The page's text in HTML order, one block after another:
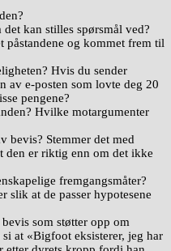
kan stilles spørsmål ved?
påstandene og kommet frem til
Hvis du sender
av e-posten som lovte deg 20
pengene?
Hvilke motargumenter
bevis? Stemmer det med
den er riktig enn om det ikke
fremgangsmåter?
slik at de passer hypotesene
som støtter opp om
at «Bigfoot eksisterer, jeg har